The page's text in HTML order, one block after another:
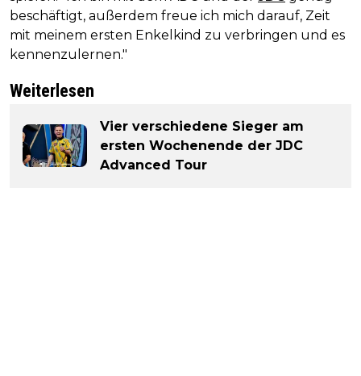
beschäftigt, außerdem freue ich mich darauf, Zeit
mit meinem ersten Enkelkind zu verbringen und es
kennenzulernen."
Weiterlesen
Vier verschiedene Sieger am
ersten Wochenende der JDC
Advanced Tour